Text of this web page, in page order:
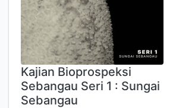
Kajian Bioprospeksi
Sebangau Seri 1 : Sungai
Sebangau